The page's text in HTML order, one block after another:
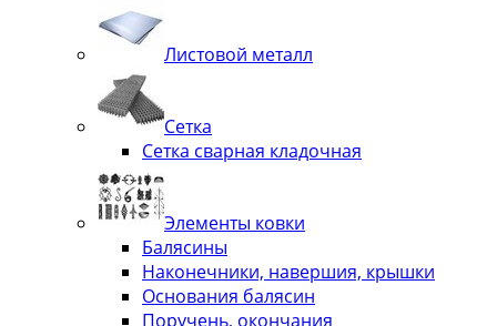
Листовой металл
Сетка
Сетка сварная кладочная
Элементы ковки
Балясины
Наконечники, навершия, крышки
Основания балясин
Поручень, окончания